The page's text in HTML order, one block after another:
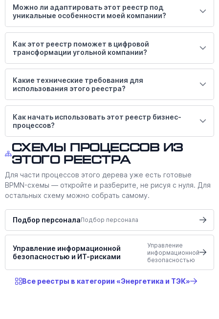
Можно ли адаптировать этот реестр под
уникальные особенности моей компании?
Как этот реестр поможет в цифровой
трансформации угольной компании?
Какие технические требования для
использования этого реестра?
Как начать использовать этот реестр бизнес-
процессов?
Схемы процессов из
этого реестра
Для части процессов этого дерева уже есть готовые
BPMN-схемы — откройте и разберите, не рисуя с нуля. Для
остальных схему можно собрать самому.
Подбор персоналаПодбор персонала
Управление информационной
безопасностью и ИТ-рисками
Управление
информационной
безопасностью
Все реестры в категории «Энергетика и ТЭК»